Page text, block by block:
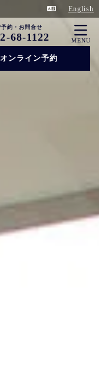
English
約・お問合せ
68-1122
オンライン予約
MENU